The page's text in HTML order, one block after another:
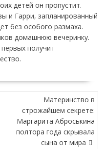
детей он пропустит.
и Гарри, запланированный
без особого размаха.
домашнюю вечеринку.
получит
Материнство в
строжайшем секрете:
Маргарита Аброськина
полтора года скрывала
сына от мира